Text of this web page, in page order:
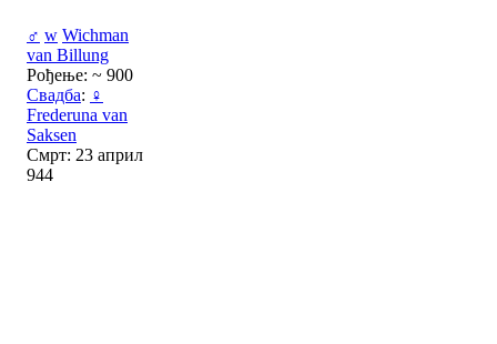
♂ w Wichman
van Billung
Рођење: ~ 900
Свадба: ♀
Frederuna van
Saksen
Смрт: 23 април
944